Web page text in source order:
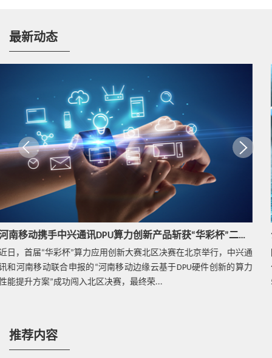
视频
云网底座
热点技术
让数字化转型有温度和灵魂：中兴通讯发力服务器
存储市场
热点技术
价值驱动，精准云网加速行业敏捷创新
热点技术
公有云部署核心网是挑战，更是机遇
热点技术
中兴通讯Common Edge一体机，打造MEC一站式解
最新动态
云网一体 中兴通讯畅谈网络演进新现象
随着5G向各行各业不断深入，5G专网建设场景呈现出多元化、复杂
化和个性化发展趋势。在2023 MWC上海展上，中兴通讯依托Fit-it-all
5G系列化专网产品...
推荐内容